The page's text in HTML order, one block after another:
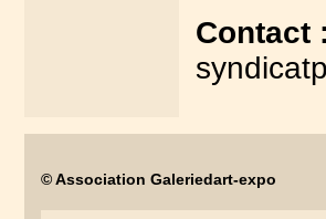
Contact :
© Association Galeriedart-expo